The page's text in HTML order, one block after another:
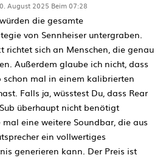
August 2025 Beim 07:28
die gesamte
von Sennheiser untergraben.
richtet sich an Menschen, die genau
Außerdem glaube ich nicht, dass
schon mal in einem kalibrierten
Falls ja, wüsstest Du, dass Rear
überhaupt nicht benötigt
eine weitere Soundbar, die aus
ein vollwertiges
generieren kann. Der Preis ist